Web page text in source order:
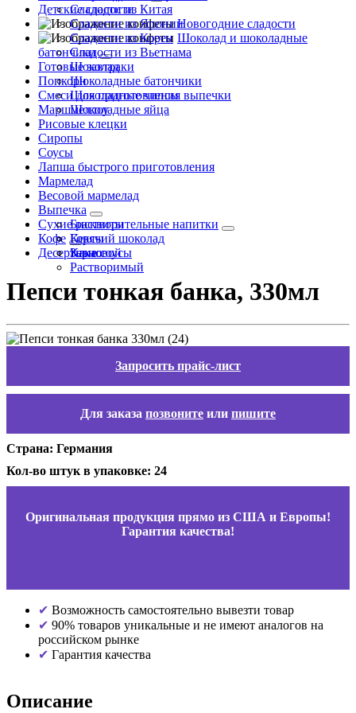
Сладости из Китая
Сладости из Японии
Сладости из Кореи
Сладости из Вьетнама
Детские сладости
Новогодние сладости
Шоколад и шоколадные
батончики
Шоколад
Шоколадные батончики
Шоколадные чипсы
Шоколадные яйца
Готовые завтраки
Попкорн
Смеси для приготовления выпечки
Маршмеллоу
Рисовые клецки
Сиропы
Соусы
Лапша быстрого приготовления
Мармелад
Весовой мармелад
Выпечка
Бисквиты
Кексы
Сухие растворительные напитки
Горячий шоколад
Какао
Кофе
Зерновой
Растворимый
Десертные соусы
Пепси тонкая банка, 330мл
Запросить прайс-лист
Для заказа позвоните или пишите
Страна: Германия
Кол-во штук в упаковке: 24
Оригинальная продукция прямо из США и Европы!
Гарантия качества!
Возможность самостоятельно вывезти товар
90% товаров уникальные и не имеют аналогов на
российском рынке
Гарантия качества
Описание